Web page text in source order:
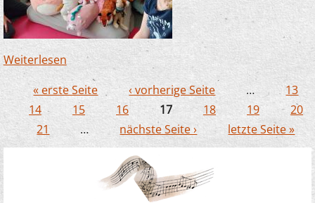
Weiterlesen über Musikalischer Nervenkitzel und
Fußballfieber: Unser Sinfonieorchester
erwartet spannendes Wochenende
Seiten
« erste Seite ‹ vorherige Seite …
13
14
15 16 17 18 19
20
21
… nächste Seite › letzte Seite »